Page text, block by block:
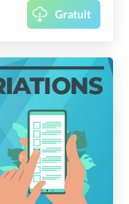
Gratuit